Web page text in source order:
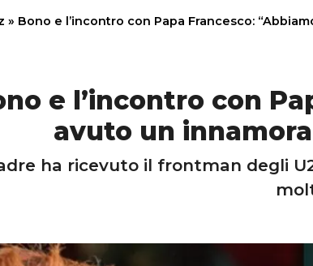
» Bono e l’incontro con Papa Francesco:
e l’incontro con
avuto un
ha ricevuto il frontman degli